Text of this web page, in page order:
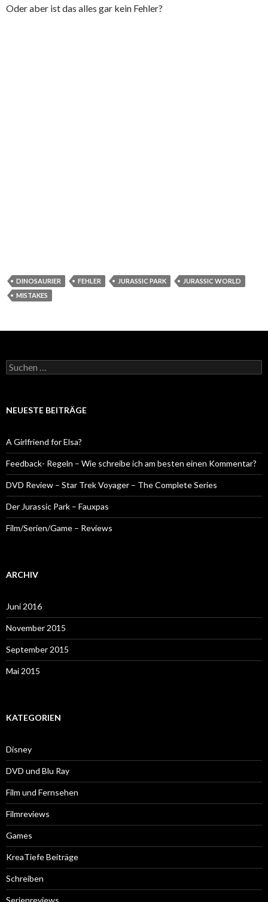
Oder aber ist das alles gar kein Fehler?
DINOSAURIER FEHLER JURASSIC PARK
JURASSIC WORLD
MISTAKES
Suchen
nach:
NEUESTE BEITRÄGE
A Girlfriend for Elsa?
Feedback- Regeln – Wie schreibe ich am besten einen Kommentar?
DVD Review – Star Trek Voyager – The Complete Series
Der Jurassic Park – Fauxpas
Film/Serien/Game – Reviews
ARCHIV
Juni 2016
November 2015
September 2015
Mai 2015
KATEGORIEN
Disney
DVD und Blu Ray
Film und Fernsehen
Filmreviews
Games
KreaTiefe Beiträge
Schreiben
Serienreviews